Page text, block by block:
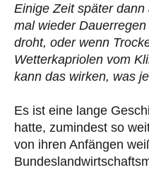
Einige Zeit später
mal wieder
droht, oder wenn
Wetterkapriolen vom
kann das wirken, was
Es ist eine lange
hatte, zumindest so
von ihren Anfängen